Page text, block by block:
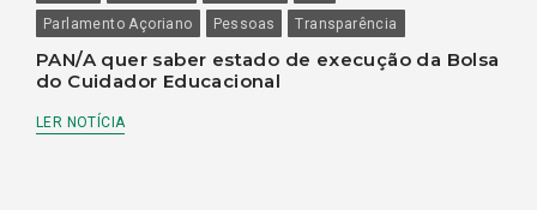
Parlamento Açoriano
Pessoas Transparência
PAN/A quer saber estado de execução da Bolsa
do Cuidador Educacional
LER NOTÍCIA